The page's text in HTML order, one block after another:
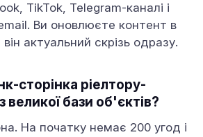
TikTok, Telegram-каналі і
email. Ви оновлюєте контент в
актуальний скрізь одразу.
сторінка ріелтору-
великої бази об'єктів?
На початку немає 200 угод і